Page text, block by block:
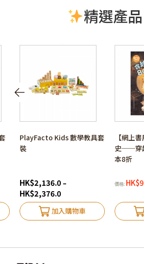
精選產品
PlayFacto Kids 數學教具套
裝
HK$2,136.0 –
HK$2,376.0
加入購物車
【網上
史──穿
本8折
價格: HK$